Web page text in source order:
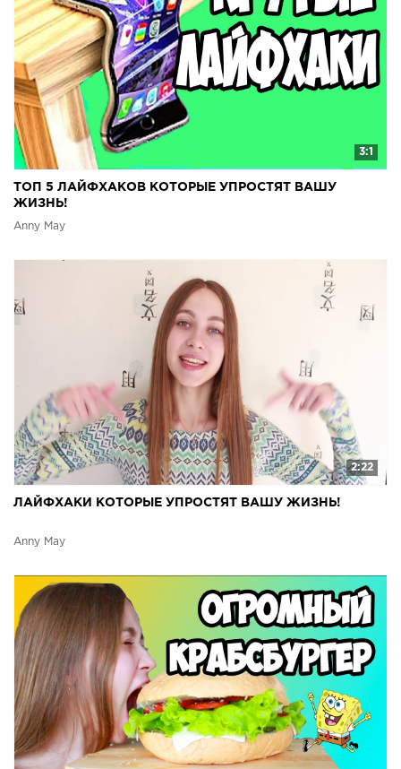
3:1
ТОП 5 ЛАЙФХАКОВ КОТОРЫЕ УПРОСТЯТ ВАШУ
ЖИЗНЬ!
Anny May
2:22
ЛАЙФХАКИ КОТОРЫЕ УПРОСТЯТ ВАШУ ЖИЗНЬ!
Anny May